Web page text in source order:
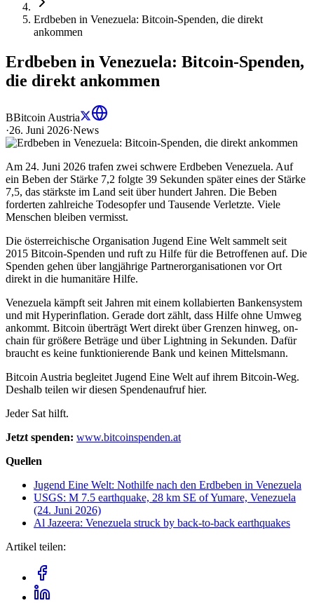
Erdbeben in Venezuela: Bitcoin-Spenden, die direkt
ankommen
Erdbeben in Venezuela: Bitcoin-Spenden,
die direkt ankommen
BBitcoin Austria
·26. Juni 2026·News
Am 24. Juni 2026 trafen zwei schwere Erdbeben Venezuela. Auf
ein Beben der Stärke 7,2 folgte 39 Sekunden später eines der Stärke
7,5, das stärkste im Land seit über hundert Jahren. Die Beben
forderten zahlreiche Todesopfer und Tausende Verletzte. Viele
Menschen bleiben vermisst.
Die österreichische Organisation Jugend Eine Welt sammelt seit
2015 Bitcoin-Spenden und ruft zu Hilfe für die Betroffenen auf. Die
Spenden gehen über langjährige Partnerorganisationen vor Ort
direkt in die humanitäre Hilfe.
Venezuela kämpft seit Jahren mit einem kollabierten Bankensystem
und mit Hyperinflation. Gerade dort zählt, dass Hilfe ohne Umweg
ankommt. Bitcoin überträgt Wert direkt über Grenzen hinweg, on-
chain für größere Beträge und über Lightning in Sekunden. Dafür
braucht es keine funktionierende Bank und keinen Mittelsmann.
Bitcoin Austria begleitet Jugend Eine Welt auf ihrem Bitcoin-Weg.
Deshalb teilen wir diesen Spendenaufruf hier.
Jeder Sat hilft.
Jetzt spenden: www.bitcoinspenden.at
Quellen
Jugend Eine Welt: Nothilfe nach den Erdbeben in Venezuela
USGS: M 7.5 earthquake, 28 km SE of Yumare, Venezuela
(24. Juni 2026)
Al Jazeera: Venezuela struck by back-to-back earthquakes
Artikel teilen: